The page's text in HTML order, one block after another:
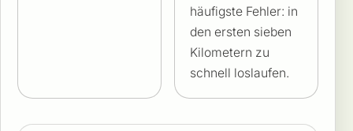
häufigste Fehler: in
den ersten sieben
Kilometern zu
schnell loslaufen.